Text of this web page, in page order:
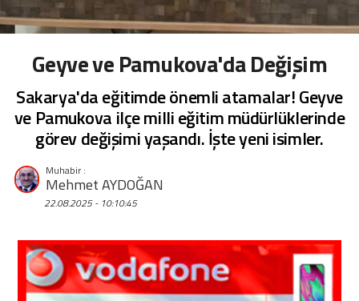
Geyve ve Pamukova'da Değişim
Sakarya'da eğitimde önemli atamalar! Geyve
ve Pamukova ilçe milli eğitim müdürlüklerinde
görev değişimi yaşandı. İşte yeni isimler.
Mehmet AYDOĞAN
22.08.2025 - 10:10:45